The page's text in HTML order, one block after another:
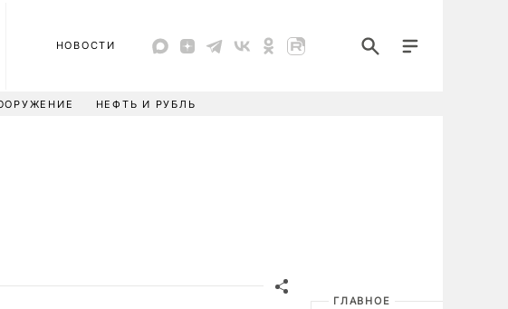
НОВОСТИ
НЕФТЬ И РУБЛЬ
ГЛАВНОЕ